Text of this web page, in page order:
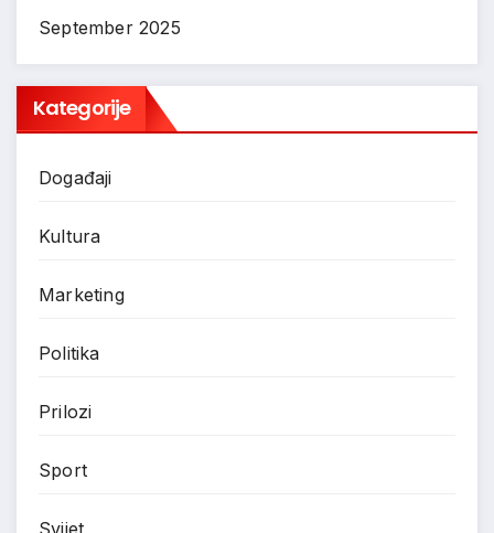
September 2025
Kategorije
Događaji
Kultura
Marketing
Politika
Prilozi
Sport